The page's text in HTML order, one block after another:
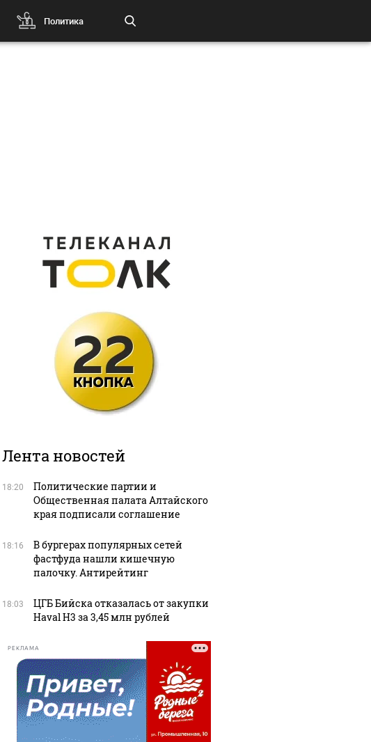
Политика
Лента новостей
18:20
Политические партии и
Общественная палата Алтайского
края подписали соглашение
18:16
В бургерах популярных сетей
фастфуда нашли кишечную
палочку. Антирейтинг
18:03
ЦГБ Бийска отказалась от закупки
Haval H3 за 3,45 млн рублей
РЕКЛАМА